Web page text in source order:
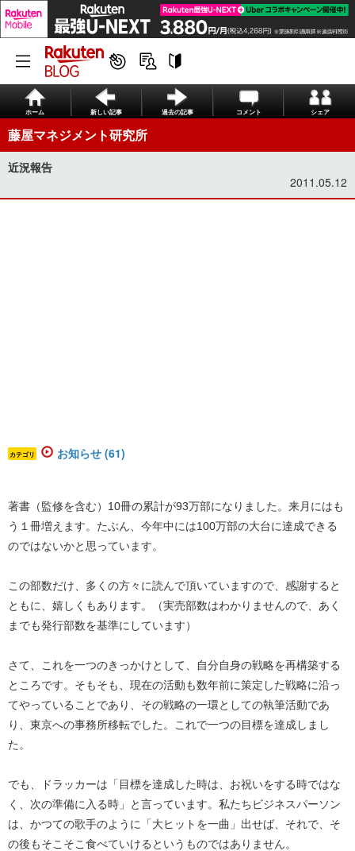
ホーム 新しい記事 過去の記事 コメント シェア
藤屋マネジメント研究所
近況報告
2011.05.12
カテゴリ お知らせ (61)
著書（監修を含む）10冊の累計が93万部になりました。来月にはも
う１冊増えます。たぶん、今年中には100万部の大台に達成できる
のではないかと思っています。
この部数だけ、多くの方々に読んで頂いていますので、感謝すると
ともに、嬉しくもあります。（実売部数はわかりませんので、あく
までも発行部数を基準にしています）
さて、これを一つのきっかけとして、自分自身の戦略を再構築する
ところです。そもそも、現在の活動も数年前に策定した戦略に沿っ
てやっていることであり、その戦略の一環としての執筆活動であ
り、東京への事務所移転でした。これで一つの目標を達成しまし
た。
でも、ドラッカーは「目標を達成した時は、お祝いをする時ではな
く、次の準備に入る時」と言っています。私たちビジネスパーソン
は、かつての歌手のように「大ヒットを一曲」出せば、それで、そ
の後もそこそこ食べていけるというものではありません。